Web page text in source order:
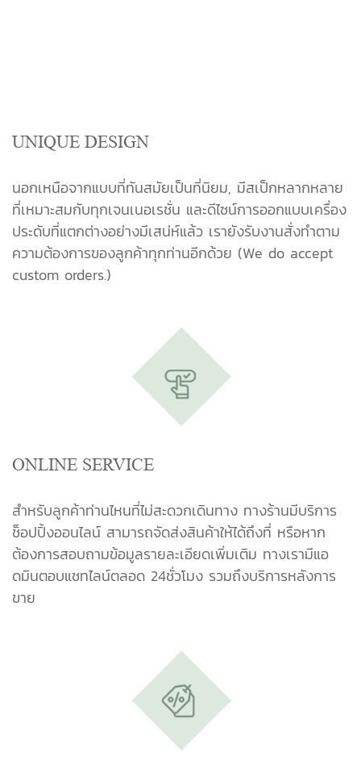
UNIQUE DESIGN
นอกเหนือจากแบบที่ทันสมัยเป็นที่นิยม, มีสเป็กหลากหลาย
ที่เหมาะสมกับทุกเจนเนอเรชั่น และดีไซน์การออกแบบเครื่อง
ประดับที่แตกต่างอย่างมีเสน่ห์แล้ว เรายังรับงานสั่งทำตาม
ความต้องการของลูกค้าทุกท่านอีกด้วย (We do accept
custom orders.)
ONLINE SERVICE
สำหรับลูกค้าท่านไหนที่ไม่สะดวกเดินทาง ทางร้านมีบริการ
ช็อปปิ้งออนไลน์ สามารถจัดส่งสินค้าให้ได้ถึงที่ หรือหาก
ต้องการสอบถามข้อมูลรายละเอียดเพิ่มเติม ทางเรามีแอ
ดมินตอบแชทไลน์ตลอด 24ชั่วโมง รวมถึงบริการหลังการ
ขาย